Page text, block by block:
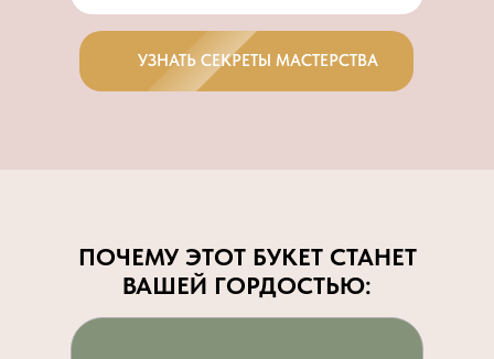
УЗНАТЬ СЕКРЕТЫ МАСТЕРСТВА
ПОЧЕМУ ЭТОТ БУКЕТ СТАНЕТ
ВАШЕЙ ГОРДОСТЬЮ: